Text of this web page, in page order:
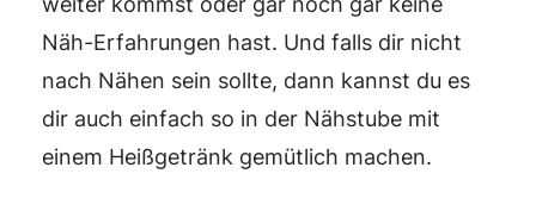
Näh-Erfahrungen hast. Und falls dir nicht
nach Nähen sein sollte, dann kannst du es
dir auch einfach so in der Nähstube mit
einem Heißgetränk gemütlich machen.